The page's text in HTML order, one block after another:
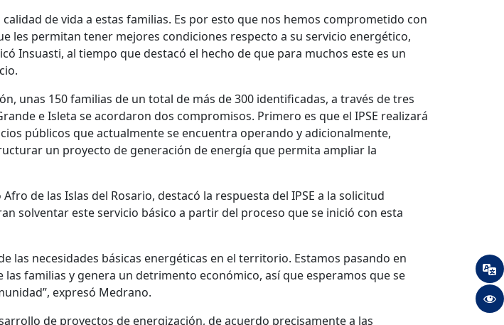
de vida a estas familias. Es por esto que nos hemos comprometido con
les permitan tener mejores condiciones respecto a su servicio energético,
Insuasti, al tiempo que destacó el hecho de que para muchos este es un
unas 150 familias de un total de más de 300 identificadas, a través de tres
e Isleta se acordaron dos compromisos. Primero es que el IPSE realizará
públicos que actualmente se encuentra operando y adicionalmente,
un proyecto de generación de energía que permita ampliar la
de las Islas del Rosario, destacó la respuesta del IPSE a la solicitud
solventar este servicio básico a partir del proceso que se inició con esta
las necesidades básicas energéticas en el territorio. Estamos pasando en
familias y genera un detrimento económico, así que esperamos que se
expresó Medrano.
de proyectos de energización, de acuerdo precisamente a las